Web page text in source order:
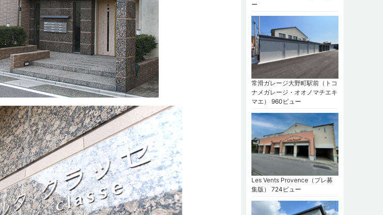
ー
常滑ガレージ大野町駅前（トコ
ナメガレージ・オオノマチエキ
マエ）
960ビュー
Les Vents Provence（プレ募
集版）
724ビュー